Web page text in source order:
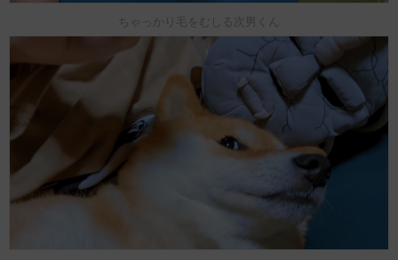
ちゃっかり毛をむしる次男くん